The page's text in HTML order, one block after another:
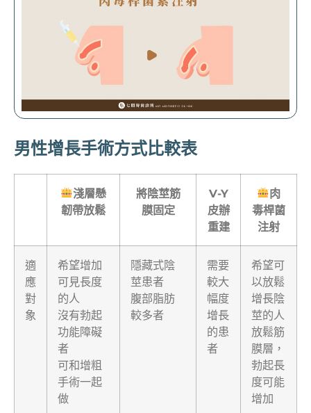
男性增長手術方式比較表
淺層懸
韌帶放鬆
將陰莖筋
膜固定
V-Y
皮辦
重建
肉
毒桿菌
注射
適
應
對
象
希望增加
可見長度
的人
沒有勃起
功能障礙
者
可和增粗
手術一起
做
隱藏式陰
莖患者
腹部脂肪
較多者
需要
較大
幅度
增長
的患
者
希望可
以放鬆
增長陰
莖的人
放鬆筋
膜層，
勃起長
度可能
增加